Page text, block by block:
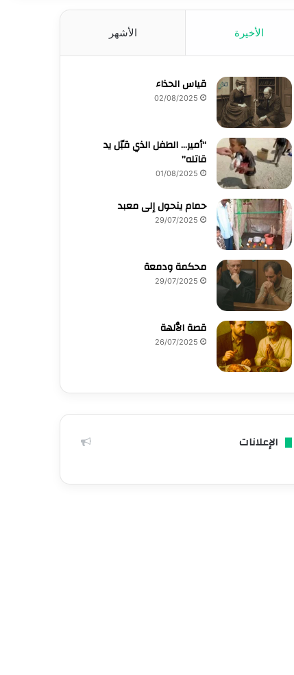
الأخيرة الأشهر
قياس الحذاء
02/08/2025
“أمير… الطفل الذي قبّل يد
قاتله”
01/08/2025
حمام ينحول إلى معبد
29/07/2025
محكمة ودمعة
29/07/2025
قصة الٱلهة
26/07/2025
الإعلانات